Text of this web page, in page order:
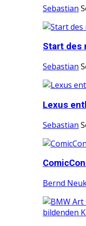
Sebastian
Start des
Sebastian
Lexus
Sebastian
Bernd